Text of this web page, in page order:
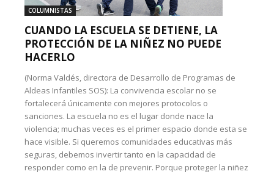
COLUMNISTAS
CUANDO LA ESCUELA SE DETIENE, LA
PROTECCIÓN DE LA NIÑEZ NO PUEDE
HACERLO
(Norma Valdés, directora de Desarrollo de Programas de
Aldeas Infantiles SOS): La convivencia escolar no se
fortalecerá únicamente con mejores protocolos o
sanciones. La escuela no es el lugar donde nace la
violencia; muchas veces es el primer espacio donde esta se
hace visible. Si queremos comunidades educativas más
seguras, debemos invertir tanto en la capacidad de
responder como en la de prevenir. Porque proteger la niñez